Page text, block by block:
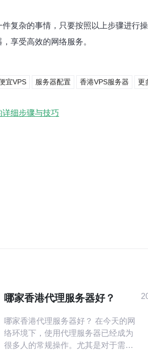
复杂的事情，只要按照以上步骤进行
享受高效的网络服务。
宜VPS 服务器配置 香港VPS服务器 更
细步骤与技巧
哪家香港代理服务器好？
哪家香港代理服务器好？ 在今天的网
络环境下，使用代理服务器已经成为
很多人的常规操作。尤其是对于需要